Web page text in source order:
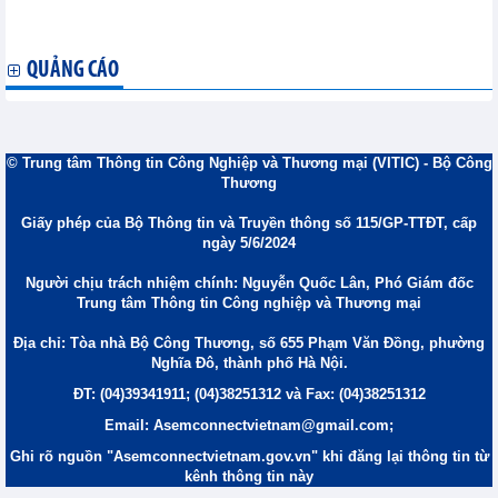
QUẢNG CÁO
© Trung tâm Thông tin Công Nghiệp và Thương mại (VITIC) - Bộ Công
Thương
Giấy phép của Bộ Thông tin và Truyền thông số 115/GP-TTĐT, cấp
ngày 5/6/2024
Người chịu trách nhiệm chính: Nguyễn Quốc Lân, Phó Giám đốc
Trung tâm Thông tin Công nghiệp và Thương mại
Địa chỉ: Tòa nhà Bộ Công Thương, số 655 Phạm Văn Đồng, phường
Nghĩa Đô, thành phố Hà Nội.
ĐT: (04)39341911; (04)38251312 và Fax: (04)38251312
Email: Asemconnectvietnam@gmail.com;
Ghi rõ nguồn "Asemconnectvietnam.gov.vn" khi đăng lại thông tin từ
kênh thông tin này